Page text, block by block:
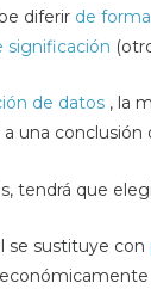
diferir de
significación
de datos , la
una conclusión
tendrá que
se sustituye con